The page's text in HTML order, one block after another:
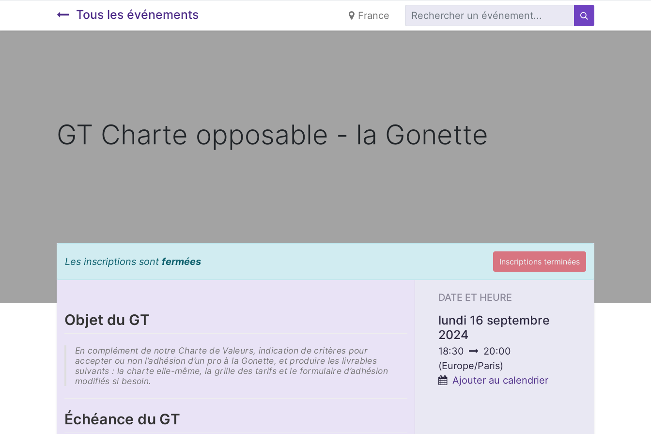
Tous les événements France
GT Charte opposable - la Gonette
Les inscriptions sont fermées Inscriptions terminées
Objet du GT
En complément de notre Charte de Valeurs, indication de critères pour
accepter ou non l’adhésion d’un pro à la Gonette, et produire les livrables
suivants : la charte elle-même, la grille des tarifs et le formulaire d’adhésion
modifiés si besoin.
Échéance du GT
DATE ET HEURE
lundi 16 septembre
2024
18:30
20:00
(Europe/Paris)
Ajouter au calendrier